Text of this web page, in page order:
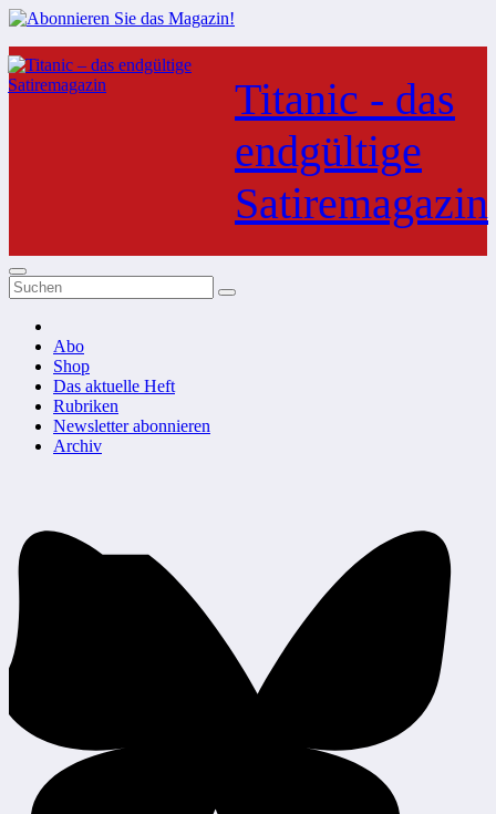
Zum
Inhalt
springen
Titanic - das
endgültige
Satiremagazin
Abo
Shop
Das aktuelle Heft
Rubriken
Newsletter abonnieren
Archiv